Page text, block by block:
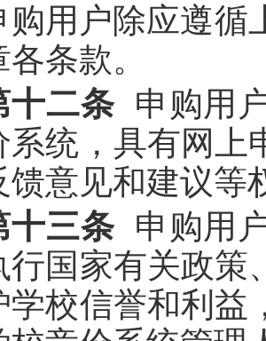
购用户除应遵循
条款。
十二条 申购用
系统，具有网上
馈意见和建议等
十三条申购用
行国家有关政策
学校信誉和利益